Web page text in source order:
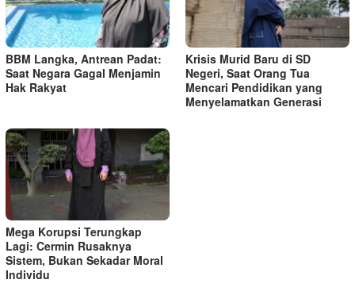
BBM Langka, Antrean Padat:
Saat Negara Gagal Menjamin
Hak Rakyat
Krisis Murid Baru di SD
Negeri, Saat Orang Tua
Mencari Pendidikan yang
Menyelamatkan Generasi
Mega Korupsi Terungkap
Lagi: Cermin Rusaknya
Sistem, Bukan Sekadar Moral
Individu